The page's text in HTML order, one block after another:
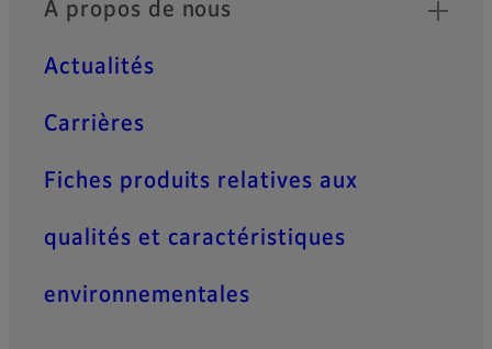
À propos de nous
Actualités
Carrières
Fiches produits relatives aux
qualités et caractéristiques
environnementales